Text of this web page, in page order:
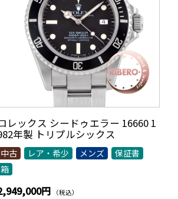
レックス シードゥエラー 16660 1
年製 トリプルシックス
中古 レア・希少 メンズ
保証書
箱
円 （税込）